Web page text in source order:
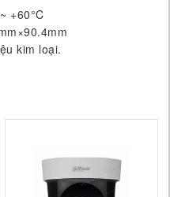
+60°C
kim loại.